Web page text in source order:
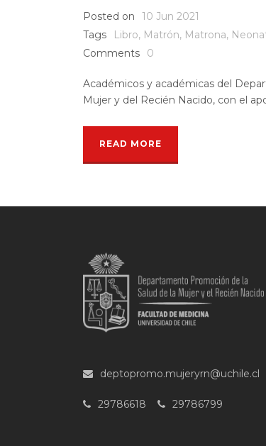
Posted on
10 Jun 2021
Tags
Libro, Matrón, Matrona,
Comments
0
Académicos y académicas del
Mujer y del Recién Nacido, con el
READ MORE
deptopromo.mujeryrn@uchile.cl
29786618 29786799